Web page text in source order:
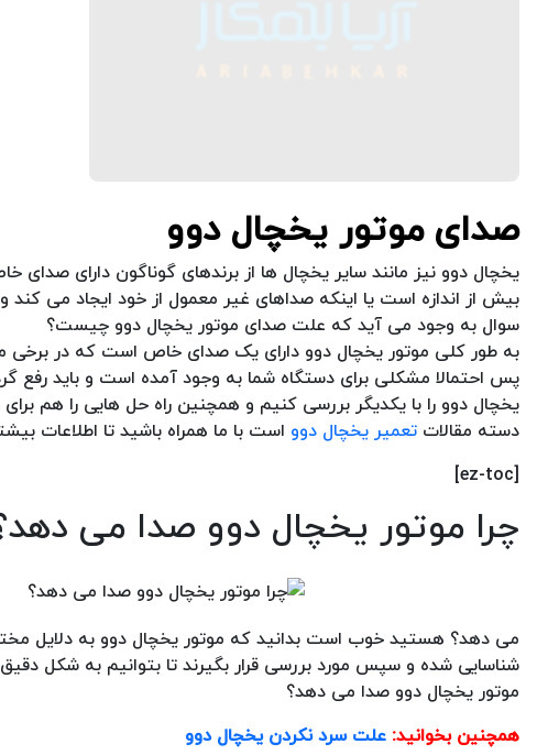
صدای موتور یخچال دوو
یخچال دوو نیز مانند سایر یخچال ها از برندهای گوناگون دارای
بیش از اندازه است یا اینکه صداهای غیر معمول از خود ایجاد می
سوال به وجود می آید که علت صدای موتور یخچال دوو چیست؟
به طور کلی موتور یخچال دوو دارای یک صدای خاص است که در برخی
پس احتمالا مشکلی برای دستگاه شما به وجود آمده است و باید رفع
یخچال دوو را با یکدیگر بررسی کنیم و همچنین راه حل هایی را هم
دسته مقالات تعمیر یخچال دوو است با ما همراه باشید تا اطلاعات
[ez-toc]
چرا موتور یخچال دوو صدا می
می دهد؟ هستید خوب است بدانید که موتور یخچال دوو به دلایل
شناسایی شده و سپس مورد بررسی قرار بگیرند تا بتوانیم به شکل
موتور یخچال دوو صدا می دهد؟
همچنین بخوانید: علت سرد نکردن یخچال دوو